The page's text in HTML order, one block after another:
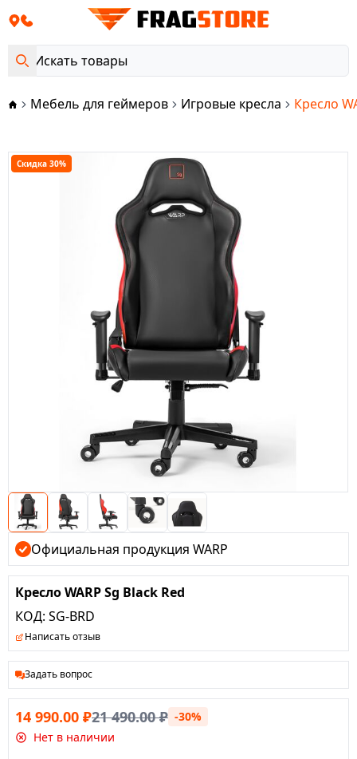
Мебель для геймеров Игровые кресла Кресло
Скидка 30%
Официальная продукция WARP
Кресло WARP Sg Black Red
КОД: SG-BRD
Написать отзыв
Задать вопрос
14 990.00 ₽21 490.00₽ -30%
Нет в наличии